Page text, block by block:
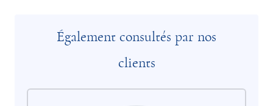
Également consultés par nos
clients